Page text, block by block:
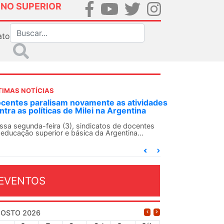
SUPERIOR
NOTÍCIAS
SN convoca docentes para Dia de
Internacionalista com Cuba em
de agosto
SN conclama suas seções sindicais e o